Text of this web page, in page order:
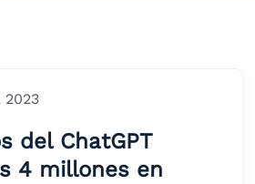
2023
del ChatGPT
4 millones en